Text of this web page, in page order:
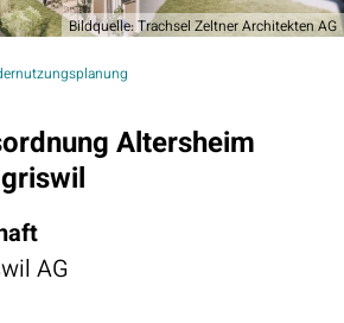
Bildquelle: Trachsel Zeltner Architekten AG
Altersheim
AG